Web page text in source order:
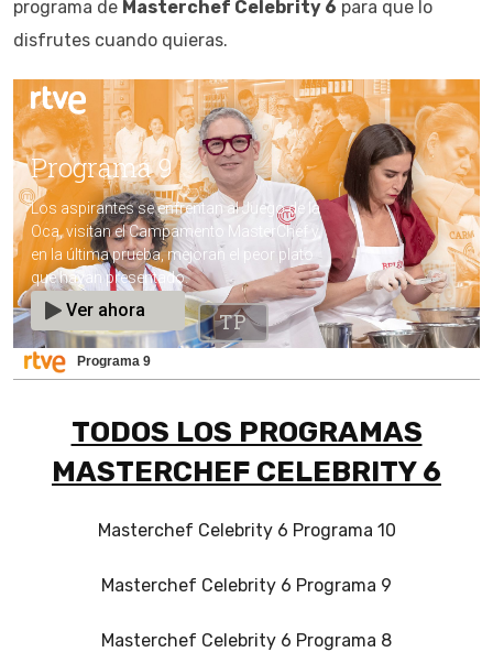
programa de Masterchef Celebrity 6 para que lo
disfrutes cuando quieras.
Programa 9
TODOS LOS PROGRAMAS
MASTERCHEF CELEBRITY 6
Masterchef Celebrity 6 Programa 10
Masterchef Celebrity 6 Programa 9
Masterchef Celebrity 6 Programa 8